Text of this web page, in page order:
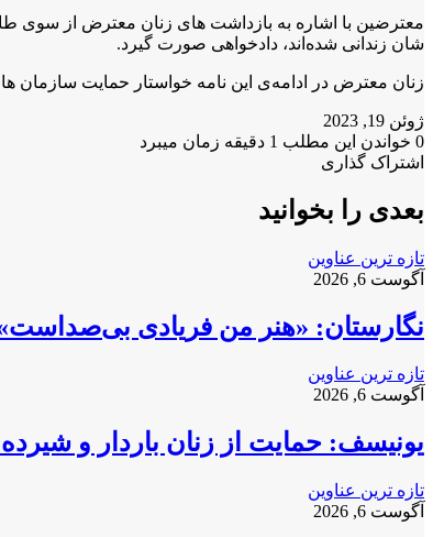
معترضین با اشاره به بازداشت های زنان معترض از سوی
شان زندانی شده‌اند، دادخواهی صورت گیرد.
زنان معترض در ادامه‌ی این نامه خواستار حمایت سازمان
ژوئن 19, 2023
0 خواندن این مطلب 1 دقیقه زمان میبرد
فیس
X
لینکدین
واتس
تلگرام
اشتراک گذاری
بوک
گذاری
از
ایمیل
بعدی را بخوانید
تازه ترین عناوین
آگوست 6, 2026
نگارستان: «هنر من فریادی
تازه ترین عناوین
آگوست 6, 2026
یونیسف: حمایت از زنان باردار و
تازه ترین عناوین
آگوست 6, 2026